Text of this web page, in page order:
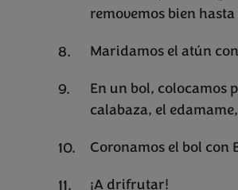
removemos bien
Maridamos el atún
En un bol, colocamos
calabaza, el
Coronamos el bol con
¡A drifrutar!